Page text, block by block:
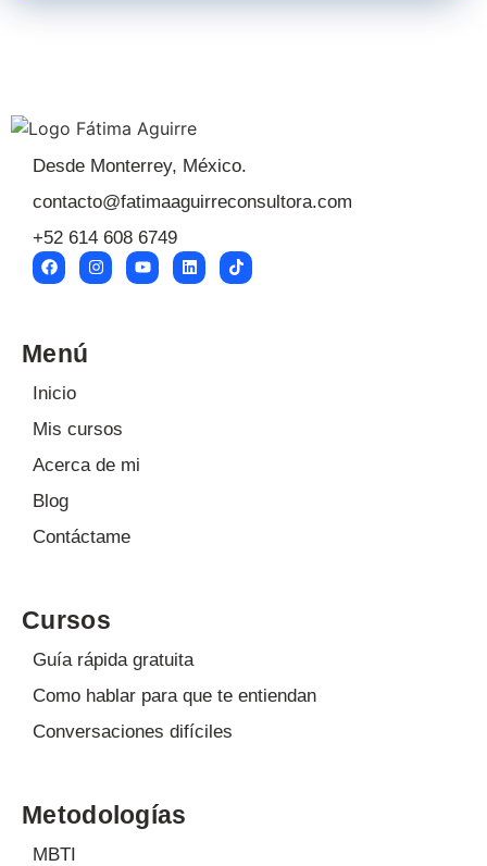
Desde Monterrey, México.
contacto@fatimaaguirreconsultora.com
+52 614 608 6749
Menú
Inicio
Mis cursos
Acerca de mi
Blog
Contáctame
Cursos
Guía rápida gratuita
Como hablar para que te entiendan
Conversaciones difíciles
Metodologías
MBTI